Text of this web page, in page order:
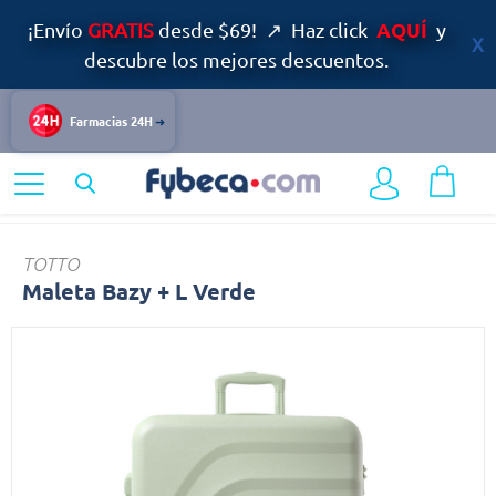
¡Envío GRATISdesde $69! ↗ Haz click AQUÍ y
descubre los mejores descuentos.
Farmacias 24H
TOTTO
Maleta Bazy + L Verde